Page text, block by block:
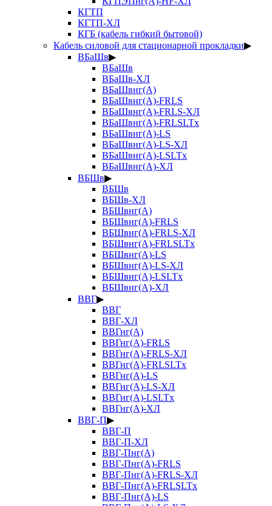
КГТП
КГТП-ХЛ
КГБ (кабель гибкий бытовой)
Кабель силовой для стационарной прокладки▶
ВБаШв▶
ВБаШв
ВБаШв-ХЛ
ВБаШвнг(А)
ВБаШвнг(А)-FRLS
ВБаШвнг(А)-FRLS-ХЛ
ВБаШвнг(А)-FRLSLTx
ВБаШвнг(А)-LS
ВБаШвнг(А)-LS-ХЛ
ВБаШвнг(А)-LSLTx
ВБаШвнг(А)-ХЛ
ВБШв▶
ВБШв
ВБШв-ХЛ
ВБШвнг(А)
ВБШвнг(А)-FRLS
ВБШвнг(А)-FRLS-ХЛ
ВБШвнг(А)-FRLSLTx
ВБШвнг(А)-LS
ВБШвнг(А)-LS-ХЛ
ВБШвнг(А)-LSLTx
ВБШвнг(А)-ХЛ
ВВГ▶
ВВГ
ВВГ-ХЛ
ВВГнг(А)
ВВГнг(А)-FRLS
ВВГнг(А)-FRLS-ХЛ
ВВГнг(А)-FRLSLTx
ВВГнг(А)-LS
ВВГнг(А)-LS-ХЛ
ВВГнг(А)-LSLTx
ВВГнг(А)-ХЛ
ВВГ-П▶
ВВГ-П
ВВГ-П-ХЛ
ВВГ-Пнг(А)
ВВГ-Пнг(А)-FRLS
ВВГ-Пнг(А)-FRLS-ХЛ
ВВГ-Пнг(А)-FRLSLTx
ВВГ-Пнг(А)-LS